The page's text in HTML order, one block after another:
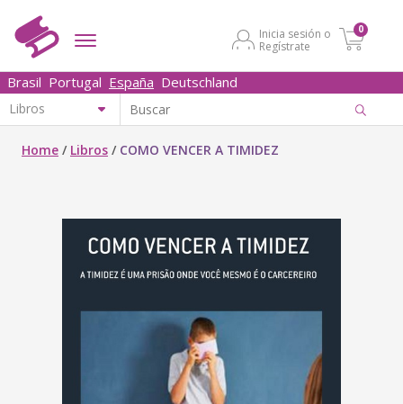
Inicia sesión o
Regístrate
0
Brasil Portugal España Deutschland
Home / Libros / COMO VENCER A TIMIDEZ